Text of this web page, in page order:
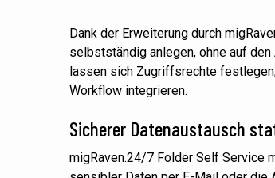
Dank der Erweiterung durch
selbstständig anlegen, ohne auf
lassen sich Zugriffsrechte
Workflow integrieren.
Sicherer Datenaustausch
migRaven.24/7 Folder Self Service